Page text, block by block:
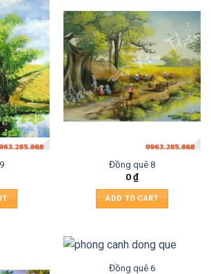
Đồng quê 8
0₫
ADD TO CART
Đồng quê 6